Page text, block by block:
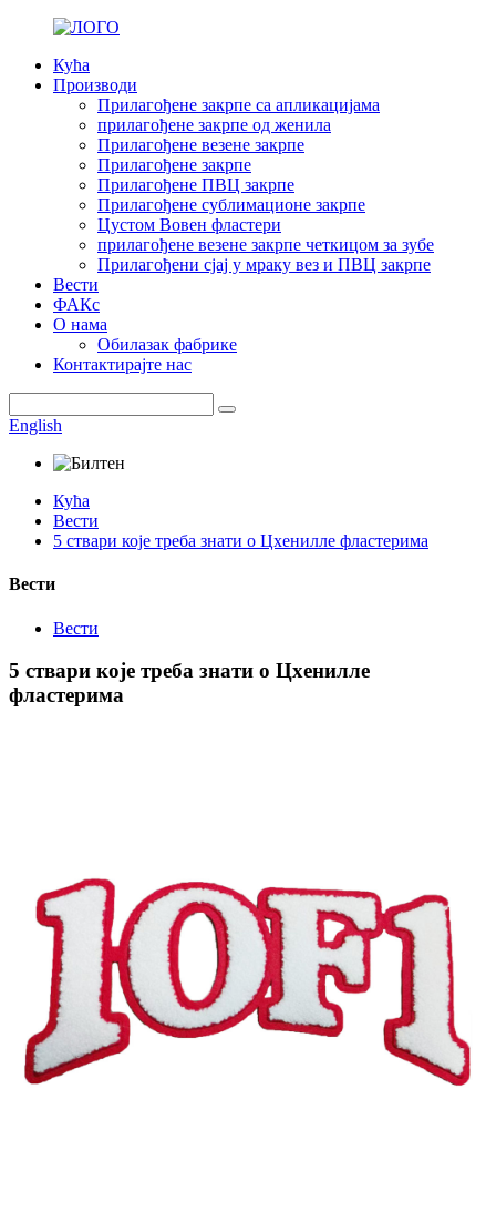
Кућа
Производи
Прилагођене закрпе са апликацијама
прилагођене закрпе од женила
Прилагођене везене закрпе
Прилагођене закрпе
Прилагођене ПВЦ закрпе
Прилагођене сублимационе закрпе
Цустом Вовен фластери
прилагођене везене закрпе четкицом за зубе
Прилагођени сјај у мраку вез и ПВЦ закрпе
Вести
ФАКс
О нама
Обилазак фабрике
Контактирајте нас
English
Кућа
Вести
5 ствари које треба знати о Цхенилле фластерима
Вести
Вести
5 ствари које треба знати о Цхенилле
фластерима